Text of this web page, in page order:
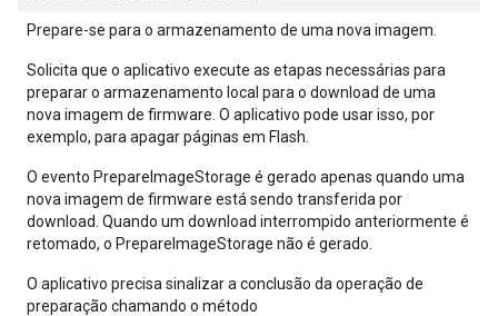
Prepare-se para o armazenamento de uma nova imagem.
Solicita que o aplicativo execute as etapas necessárias para
preparar o armazenamento local para o download de uma
nova imagem de firmware. O aplicativo pode usar isso, por
exemplo, para apagar páginas em Flash.
O evento PrepareImageStorage é gerado apenas quando uma
nova imagem de firmware está sendo transferida por
download. Quando um download interrompido anteriormente é
retomado, o PrepareImageStorage não é gerado.
O aplicativo precisa sinalizar a conclusão da operação de
preparação chamando o método